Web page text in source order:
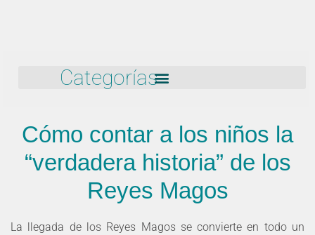
Cómo contar a los niños la
“verdadera historia” de los
Reyes Magos
La llegada de los Reyes Magos se convierte en todo un
Categorías